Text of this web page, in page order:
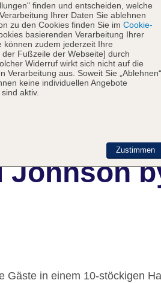
Gäste in einem 10-stöckigen
finden und entscheiden, welche
Ihrer Daten Sie ablehnen
zu den Cookies finden Sie im Cookie-
basierenden Verarbeitung Ihrer
können zudem jederzeit Ihre
Fußzeile der Webseite] durch
Widerruf wirkt sich nicht auf die
aus. Soweit Sie „Ablehnen“
keine individuellen Angebote
aktiv.
Zustimmen